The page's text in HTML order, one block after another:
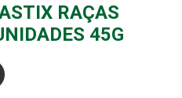
RAÇAS
45G